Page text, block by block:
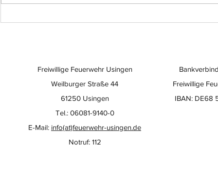
Freiwillige
IBAN: DE68
Freiwillige Feuerwehr Usingen
Weilburger Straße 44
61250 Usingen
Tel.: 06081-9140-0
E-Mail: info(at)feuerwehr-usingen.de
Notruf: 112